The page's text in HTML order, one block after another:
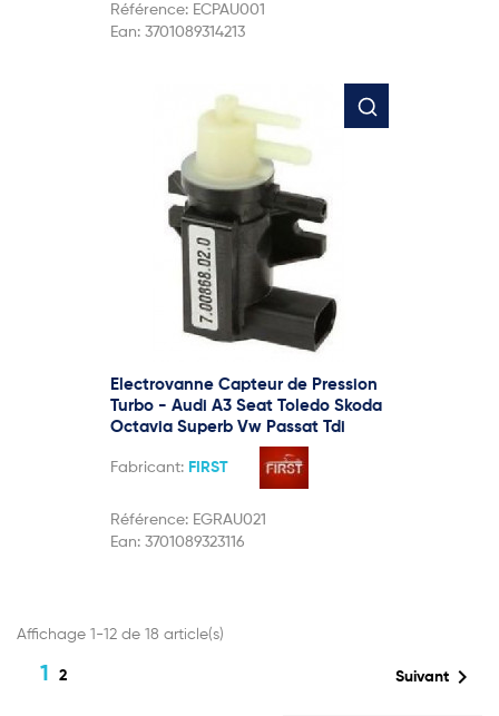
Référence: ECPAU001
Ean: 3701089314213
Electrovanne Capteur de Pression
Turbo - Audi A3 Seat Toledo Skoda
Octavia Superb Vw Passat Tdi
Fabricant: FIRST
Référence: EGRAU021
Ean: 3701089323116
Affichage 1-12 de 18 article(s)
1 2 Suivant 